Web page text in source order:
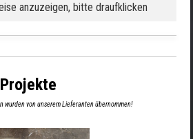
anzuzeigen, bitte draufklicken
wurden von unserem Lieferanten übernommen!